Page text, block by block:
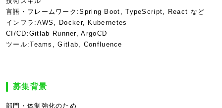
言語・フレームワーク:Spring Boot, TypeScript, React など
インフラ:AWS, Docker, Kubernetes
CI/CD:Gitlab Runner, ArgoCD
ツール:Teams, Gitlab, Confluence
募集背景
部門・体制強化のため